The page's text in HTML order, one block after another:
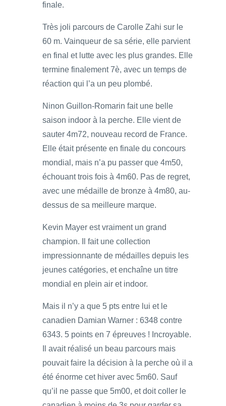
finale.
Très joli parcours de Carolle Zahi sur le
60 m. Vainqueur de sa série, elle parvient
en final et lutte avec les plus grandes. Elle
termine finalement 7è, avec un temps de
réaction qui l’a un peu plombé.
Ninon Guillon-Romarin fait une belle
saison indoor à la perche. Elle vient de
sauter 4m72, nouveau record de France.
Elle était présente en finale du concours
mondial, mais n’a pu passer que 4m50,
échouant trois fois à 4m60. Pas de regret,
avec une médaille de bronze à 4m80, au-
dessus de sa meilleure marque.
Kevin Mayer est vraiment un grand
champion. Il fait une collection
impressionnante de médailles depuis les
jeunes catégories, et enchaîne un titre
mondial en plein air et indoor.
Mais il n’y a que 5 pts entre lui et le
canadien Damian Warner : 6348 contre
6343. 5 points en 7 épreuves ! Incroyable.
Il avait réalisé un beau parcours mais
pouvait faire la décision à la perche où il a
été énorme cet hiver avec 5m60. Sauf
qu’il ne passe que 5m00, et doit coller le